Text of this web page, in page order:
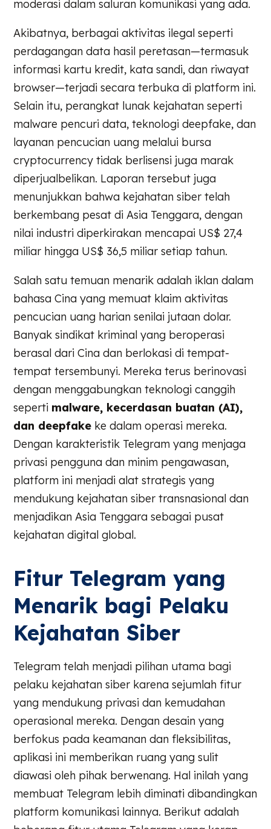
moderasi dalam saluran komunikasi yang ada.
Akibatnya, berbagai aktivitas ilegal seperti
perdagangan data hasil peretasan—termasuk
informasi kartu kredit, kata sandi, dan riwayat
browser—terjadi secara terbuka di platform ini.
Selain itu, perangkat lunak kejahatan seperti
malware pencuri data, teknologi deepfake, dan
layanan pencucian uang melalui bursa
cryptocurrency tidak berlisensi juga marak
diperjualbelikan. Laporan tersebut juga
menunjukkan bahwa kejahatan siber telah
berkembang pesat di Asia Tenggara, dengan
nilai industri diperkirakan mencapai US$ 27,4
miliar hingga US$ 36,5 miliar setiap tahun.
Salah satu temuan menarik adalah iklan dalam
bahasa Cina yang memuat klaim aktivitas
pencucian uang harian senilai jutaan dolar.
Banyak sindikat kriminal yang beroperasi
berasal dari Cina dan berlokasi di tempat-
tempat tersembunyi. Mereka terus berinovasi
dengan menggabungkan teknologi canggih
seperti malware, kecerdasan buatan (AI),
dan deepfake ke dalam operasi mereka.
Dengan karakteristik Telegram yang menjaga
privasi pengguna dan minim pengawasan,
platform ini menjadi alat strategis yang
mendukung kejahatan siber transnasional dan
menjadikan Asia Tenggara sebagai pusat
kejahatan digital global.
Fitur Telegram yang
Menarik bagi Pelaku
Kejahatan Siber
Telegram telah menjadi pilihan utama bagi
pelaku kejahatan siber karena sejumlah fitur
yang mendukung privasi dan kemudahan
operasional mereka. Dengan desain yang
berfokus pada keamanan dan fleksibilitas,
aplikasi ini memberikan ruang yang sulit
diawasi oleh pihak berwenang. Hal inilah yang
membuat Telegram lebih diminati dibandingkan
platform komunikasi lainnya. Berikut adalah